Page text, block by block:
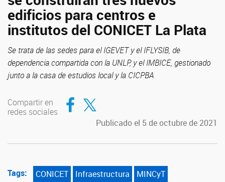
edificios para centros e
institutos del CONICET La Plata
Se trata de las sedes para el IGEVET y el IFLYSIB, de
dependencia compartida con la UNLP, y el IMBICE, gestionado
junto a la casa de estudios local y la CICPBA
Compartir en
redes sociales
Compartir en Facebook
Compartir en Twitter
Publicado el 5 de octubre de 2021
Tags: CONICET Infraestructura MINCyT